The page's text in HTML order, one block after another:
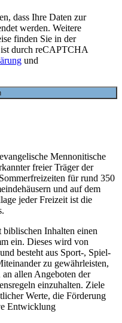
dass Ihre Daten zur
werden. Weitere
finden Sie in der
ist durch reCAPTCHA
und
Mennonitische
freier Träger der
für rund 350
und auf dem
jeder Freizeit ist die
Inhalten einen
ein. Dieses wird von
besteht aus Sport-, Spiel-
zu gewährleisten,
allen Angeboten der
einzuhalten. Ziele
Werte, die Förderung
Entwicklung